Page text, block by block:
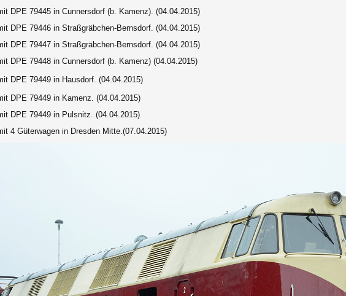
DPE 79445 in Cunnersdorf (b. Kamenz). (04.04.2015)
DPE 79446 in Straßgräbchen-Bernsdorf. (04.04.2015)
DPE 79447 in Straßgräbchen-Bernsdorf. (04.04.2015)
DPE 79448 in Cunnersdorf (b. Kamenz)(04.04.2015)
DPE 79449 in Hausdorf. (04.04.2015)
DPE 79449 in Kamenz. (04.04.2015)
DPE 79449 in Pulsnitz. (04.04.2015)
4 Güterwagen in Dresden Mitte.(07.04.2015)